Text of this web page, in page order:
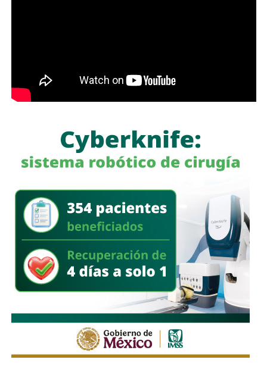
calidad de vida de la población.